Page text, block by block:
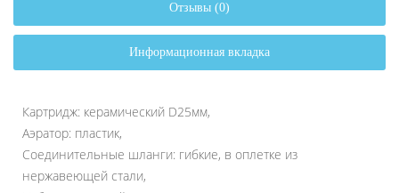
Отзывы (0)
Информационная вкладка
Картридж: керамический D25мм,
Аэратор: пластик,
Соединительные шланги: гибкие, в оплетке из
нержавеющей стали,